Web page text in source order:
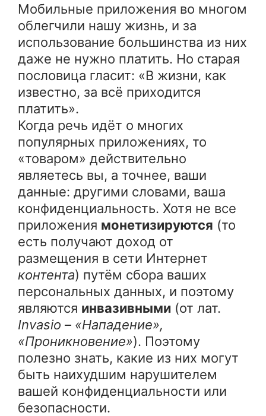
Мобильные приложения во многом
облегчили нашу жизнь, и за
использование большинства из них
даже не нужно платить. Но старая
пословица гласит: «В жизни, как
известно, за всё приходится
платить».
Когда речь идёт о многих
популярных приложениях, то
«товаром» действительно
являетесь вы, а точнее, ваши
данные: другими словами, ваша
конфиденциальность. Хотя не все
приложения монетизируются (то
есть получают доход от
размещения в сети Интернет
контента) путём сбора ваших
персональных данных, и поэтому
являются инвазивными (от лат.
Invasio – «Нападение»,
«Проникновение»). Поэтому
полезно знать, какие из них могут
быть наихудшим нарушителем
вашей конфиденциальности или
безопасности.